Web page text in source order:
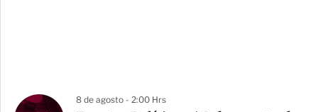
8 de agosto - 2:00 Hrs